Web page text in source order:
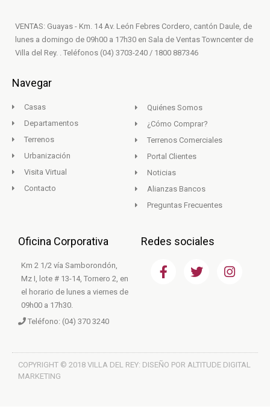
VENTAS: Guayas - Km. 14 Av. León Febres Cordero, cantón Daule, de
lunes a domingo de 09h00 a 17h30 en Sala de Ventas Towncenter de
Villa del Rey. . Teléfonos (04) 3703-240 / 1800 887346
Navegar
Casas
Departamentos
Terrenos
Urbanización
Visita Virtual
Contacto
Quiénes Somos
¿Cómo Comprar?
Terrenos Comerciales
Portal Clientes
Noticias
Alianzas Bancos
Preguntas Frecuentes
Oficina Corporativa
Km 2 1/2 vía Samborondón,
Mz I, lote # 13-14, Tornero 2, en
el horario de lunes a viernes de
09h00 a 17h30.
Teléfono: (04) 370 3240
Redes sociales
F
a
k
T
w
I
n
a
m
COPYRIGHT © 2018 VILLA DEL REY: DISEÑO POR ALTITUDE DIGITAL
MARKETING